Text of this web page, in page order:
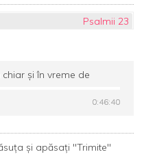
Psalmii 23
şi în vreme de
0:46:40
0:46:40
și apăsați "Trimite"